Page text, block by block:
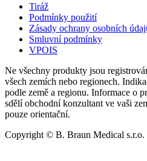
Tiráž
Podmínky použití
Zásady ochrany osobních
Smluvní podmínky
VPOIS
Ne všechny produkty jsou
všech zemích nebo regionech.
podle země a regionu. Informace o
sdělí obchodní konzultant ve vaši
pouze orientační.
Copyright © B. Braun Medical s.r.o.